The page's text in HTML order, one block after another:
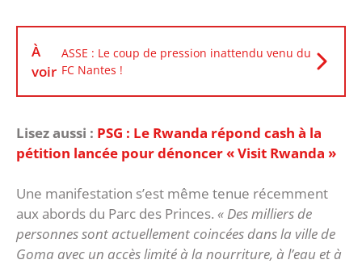
À
voir
ASSE : Le coup de pression inattendu venu du
FC Nantes !
Lisez aussi : PSG : Le Rwanda répond cash à la
pétition lancée pour dénoncer « Visit Rwanda »
Une manifestation s’est même tenue récemment
aux abords du Parc des Princes. « Des milliers de
personnes sont actuellement coincées dans la ville de
Goma avec un accès limité à la nourriture, à l’eau et à